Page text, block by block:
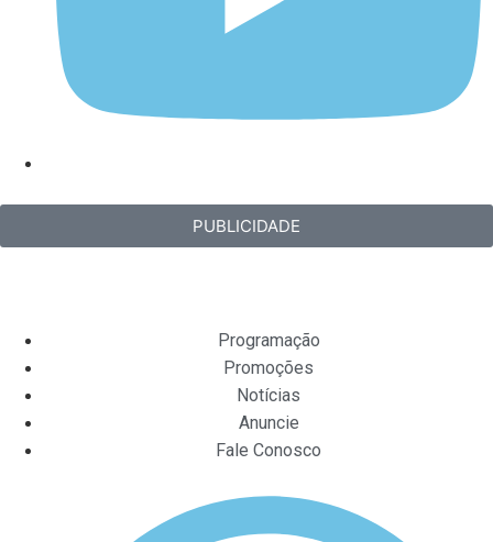
PUBLICIDADE
Programação
Promoções
Notícias
Anuncie
Fale Conosco